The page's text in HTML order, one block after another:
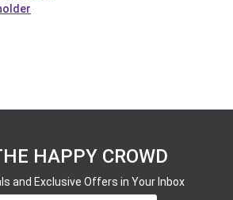
HAPPY CROWD
and Exclusive Offers in Your Inbox